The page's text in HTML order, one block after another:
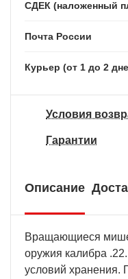
СДЕК (наложенный
Почта России
Курьер (от 1 до 2
Условия
Гарантии
Описание
Вращающиеся
оружия калибра
условий хранения.